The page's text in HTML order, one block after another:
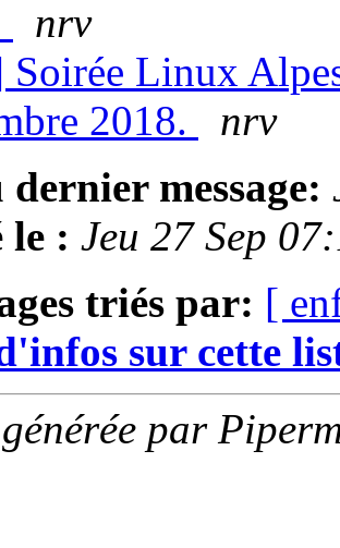
nrv
Linux
2018.
nrv
message:
le : Jeu 27 Sep
triés par: [
sur cette
par